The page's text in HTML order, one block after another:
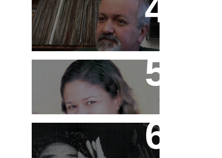
História da Cash Box em
DVD
MC Pink
Ademir Lemos (in
memorian)